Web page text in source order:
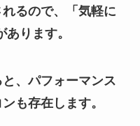
るので、「気軽に
ります。
、パフォーマンス
も存在します。